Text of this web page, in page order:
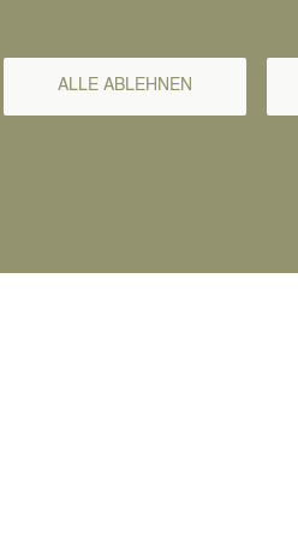
regionalen Wirtschaft zum Forum
ALLE ABLEHNEN